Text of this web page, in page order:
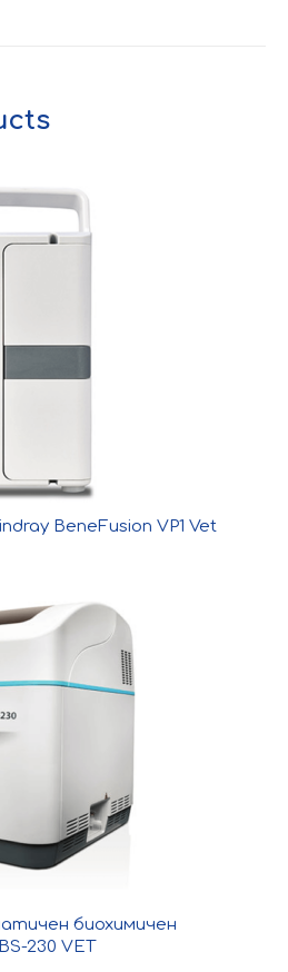
BeneFusion VP1 Vet
биохимичен
230 VET